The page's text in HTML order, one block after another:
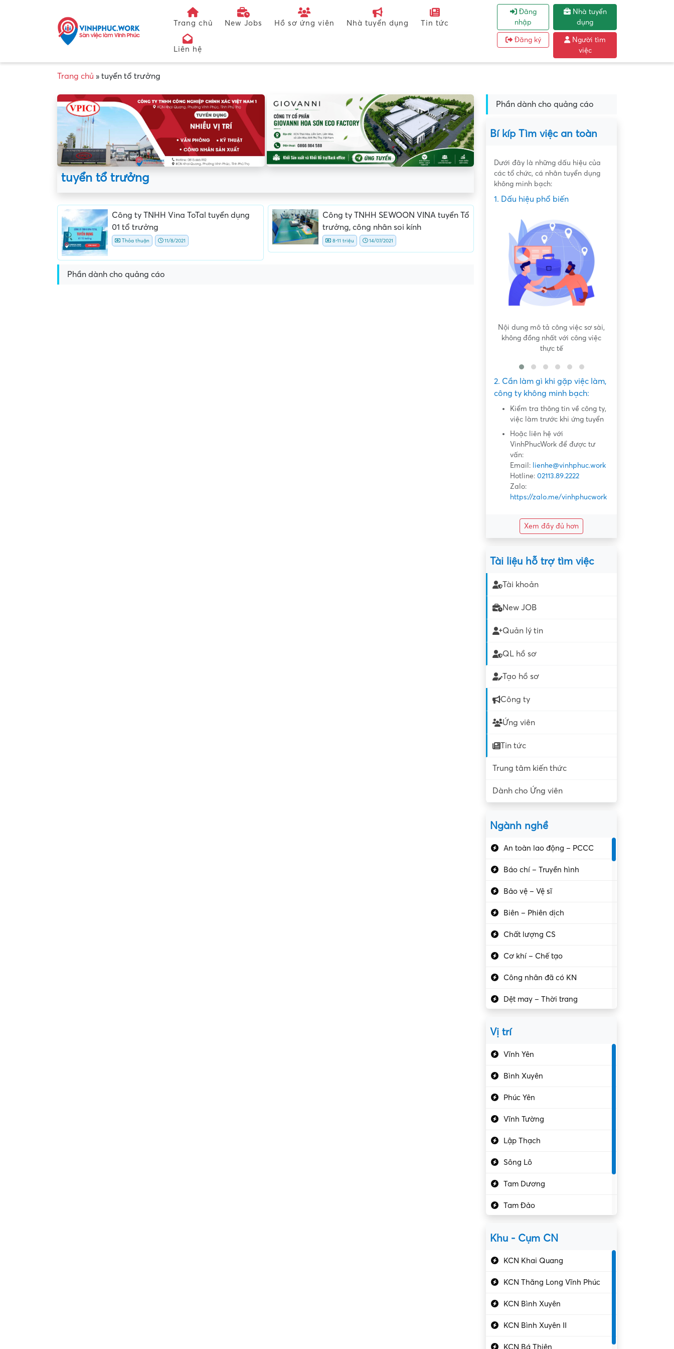
Trang chủ New Jobs Hồ sơ ứng viên Nhà tuyển dụng Tin tức
Liên hệ
Đăng
nhập
Đăng ký
Nhà tuyển
dụng
Người tìm
việc
Trang chủ » tuyển tổ trưởng
tuyển tổ trưởng
Công ty TNHH Vina ToTal tuyển dụng
01 tổ trưởng
Thỏa thuận 11/8/2021
Công ty TNHH SEWOON VINA tuyển Tổ
trưởng, công nhân soi kính
8-11 triệu 14/07/2021
Phần dành cho quảng cáo
Phần dành cho quảng cáo
Bí kíp Tìm việc an toàn
Dưới đây là những dấu hiệu của
các tổ chức, cá nhân tuyển dụng
không minh bạch:
1. Dấu hiệu phổ biến
Nội dung mô tả công việc sơ sài,
không đồng nhất với công việc
thực tế
2. Cần làm gì khi gặp việc làm,
công ty không minh bạch:
Kiểm tra thông tin về công ty,
việc làm trước khi ứng tuyển
Hoặc liên hệ với
VinhPhucWork để được tư
vấn:
Email: lienhe@vinhphuc.work
Hotline: 02113.89.2222
Zalo:
https://zalo.me/vinhphucwork
Xem đầy đủ hơn
Tài liệu hỗ trợ tìm việc
Tài khoản
New JOB
Quản lý tin
QL hồ sơ
Tạo hồ sơ
Công ty
Ứng viên
Tin tức
Trung tâm kiến thức
Dành cho Ứng viên
Ngành nghề
An toàn lao động – PCCC
Báo chí – Truyền hình
Bảo vệ – Vệ sĩ
Biên – Phiên dịch
Chất lượng CS
Cơ khí – Chế tạo
Công nhân đã có KN
Dệt may – Thời trang
Kiểm soát chất lượng
Kỹ sư cơ khí
Kỹ sư điện
Kỹ thuật cao
Kỹ thuật mạng – IT
Làm bán thời gian
Lao động phổ thông
Vị trí
Vĩnh Yên
Bình Xuyên
Phúc Yên
Vĩnh Tường
Lập Thạch
Sông Lô
Tam Dương
Tam Đảo
Khu - Cụm CN
KCN Khai Quang
KCN Thăng Long Vĩnh Phúc
KCN Bình Xuyên
KCN Bình Xuyên II
KCN Bá Thiện